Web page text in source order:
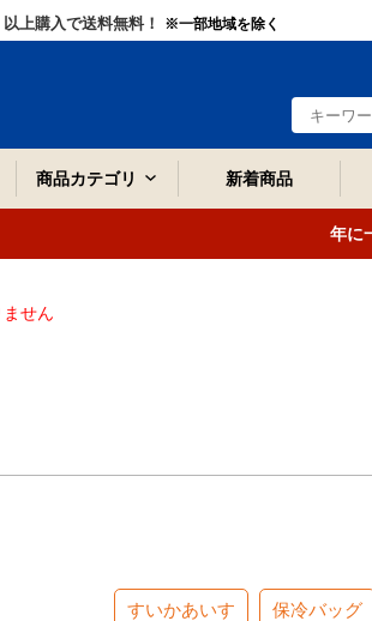
上購入で送料無料！ ※一部地域を除く
商品カテゴリ 新着商品
年に
せん
すいかあいす 保冷バッグ